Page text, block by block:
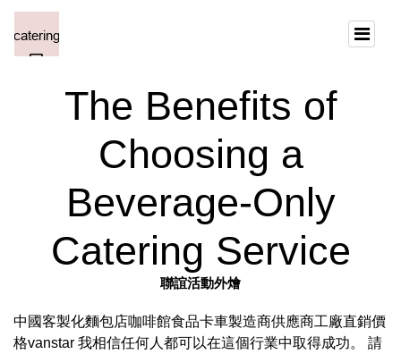
The Benefits of
Choosing a
Beverage-Only
Catering Service
聯誼活動外燴
中國客製化麵包店咖啡館食品卡車製造商供應商工廠直銷價
格vanstar 我相信任何人都可以在這個行業中取得成功。 請